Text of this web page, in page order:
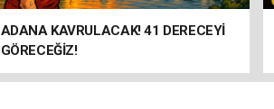
ADANA KAVRULACAK! 41 DERECEYİ
GÖRECEĞİZ!